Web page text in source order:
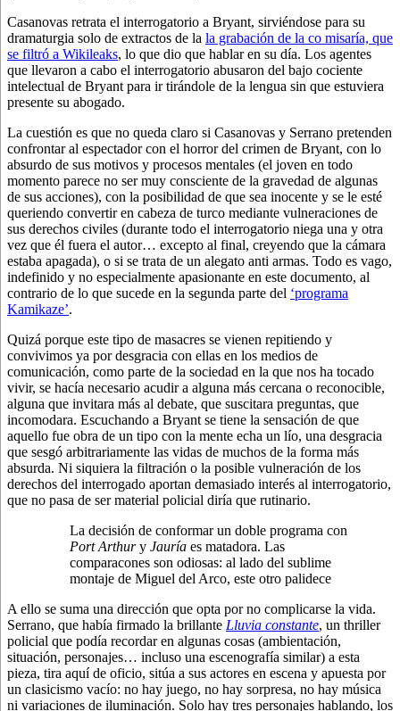
Casanovas retrata el interrogatorio a Bryant, sirviéndose para su
dramaturgia solo de extractos de la la grabación de la co misaría, que
se filtró a Wikileaks, lo que dio que hablar en su día. Los agentes
que llevaron a cabo el interrogatorio abusaron del bajo cociente
intelectual de Bryant para ir tirándole de la lengua sin que estuviera
presente su abogado.
La cuestión es que no queda claro si Casanovas y Serrano pretenden
confrontar al espectador con el horror del crimen de Bryant, con lo
absurdo de sus motivos y procesos mentales (el joven en todo
momento parece no ser muy consciente de la gravedad de algunas
de sus acciones), con la posibilidad de que sea inocente y se le esté
queriendo convertir en cabeza de turco mediante vulneraciones de
sus derechos civiles (durante todo el interrogatorio niega una y otra
vez que él fuera el autor… excepto al final, creyendo que la cámara
estaba apagada), o si se trata de un alegato anti armas. Todo es vago,
indefinido y no especialmente apasionante en este documento, al
contrario de lo que sucede en la segunda parte del ‘programa
Kamikaze’.
Quizá porque este tipo de masacres se vienen repitiendo y
convivimos ya por desgracia con ellas en los medios de
comunicación, como parte de la sociedad en la que nos ha tocado
vivir, se hacía necesario acudir a alguna más cercana o reconocible,
alguna que invitara más al debate, que suscitara preguntas, que
incomodara. Escuchando a Bryant se tiene la sensación de que
aquello fue obra de un tipo con la mente echa un lío, una desgracia
que sesgó arbitrariamente las vidas de muchos de la forma más
absurda. Ni siquiera la filtración o la posible vulneración de los
derechos del interrogado aportan demasiado interés al interrogatorio,
que no pasa de ser material policial diría que rutinario.
La decisión de conformar un doble programa con
Port Arthury Jauría es matadora. Las
comparacones son odiosas: al lado del sublime
montaje de Miguel del Arco, este otro palidece
A ello se suma una dirección que opta por no complicarse la vida.
Serrano, que había firmado la brillante Lluvia constante, un thriller
policial que podía recordar en algunas cosas (ambientación,
situación, personajes… incluso una escenografía similar) a esta
pieza, tira aquí de oficio, sitúa a sus actores en escena y apuesta por
un clasicismo vacío: no hay juego, no hay sorpresa, no hay música
ni variaciones de iluminación. Solo hay tres personajes hablando, los